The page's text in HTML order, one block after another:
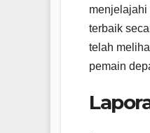
menjelajahi
terbaik
telah
pemain